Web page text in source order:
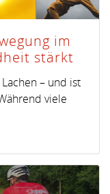
im
stärkt
– und ist
viele